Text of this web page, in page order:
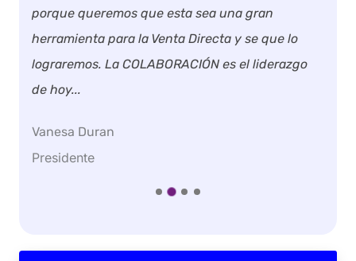
sea una gran
Directa y se que lo
es el liderazgo
equipo humano que hay